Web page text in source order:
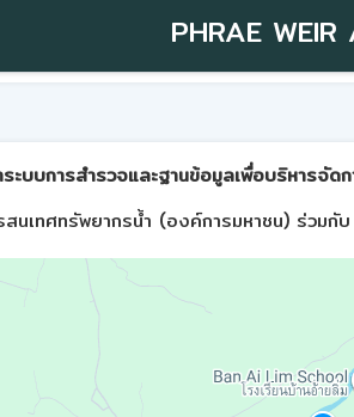
PHRAE WEIR
ะบบการสำรวจและฐานข้อมูลเพื่อบริหารจั
นเทศทรัพยากรน้ำ (องค์การมหาชน) ร่วมกั